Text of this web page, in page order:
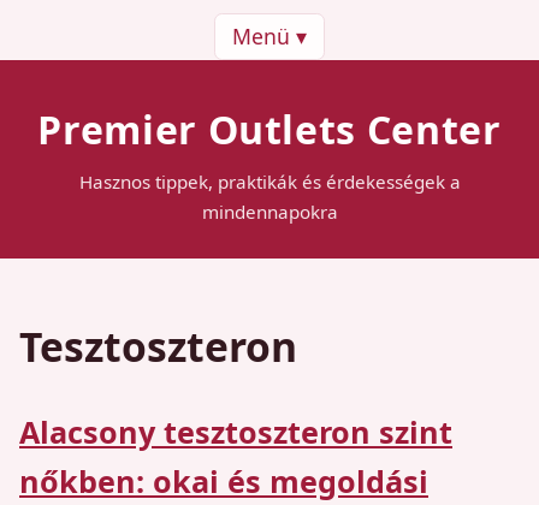
Menü ▾
Premier Outlets Center
Hasznos tippek, praktikák és érdekességek a
mindennapokra
Tesztoszteron
Alacsony tesztoszteron szint
nőkben: okai és megoldási